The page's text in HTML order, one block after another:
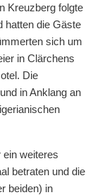
Kreuzberg folgte
hatten die Gäste
sich um
in Clärchens
Die
in Anklang an
weiteres
betraten und die
beiden) in